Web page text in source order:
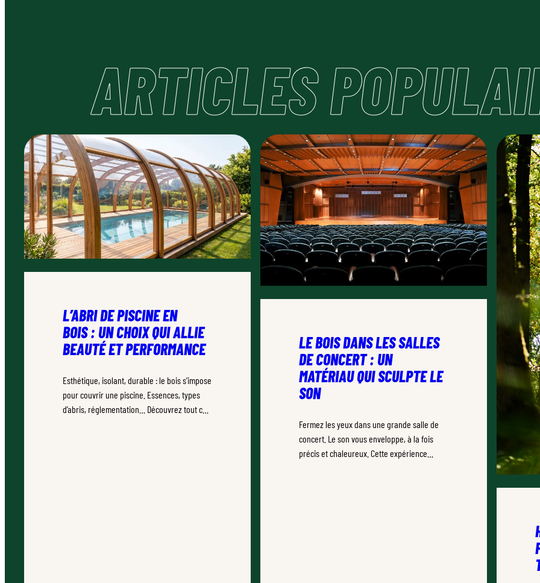
ARTICLES
L’ABRI DE PISCINE EN
BOIS : UN CHOIX QUI ALLIE
BEAUTÉ ET PERFORMANCE
Esthétique, isolant, durable : le bois s’impose
pour couvrir une piscine. Essences, types
d’abris, réglementation… Découvrez tout ce
LE BOIS DANS LES SALLES
DE CONCERT : UN
MATÉRIAU QUI SCULPTE LE
SON
Fermez les yeux dans une grande salle de
concert. Le son vous enveloppe, à la fois
précis et chaleureux. Cette expérience